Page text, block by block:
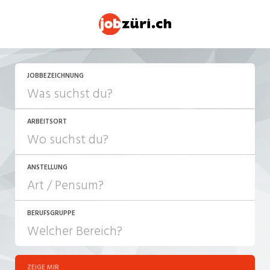
JOBBEZEICHNUNG
ARBEITSORT
ANSTELLUNG
JOB-TYP
Festanstellung
BERUFSGRUPPE
ZEIGE MIR